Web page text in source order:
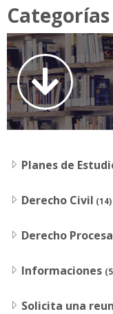
Categorías
Planes de
Derecho Civil (14)
Derecho
Informaciones
Solicita una